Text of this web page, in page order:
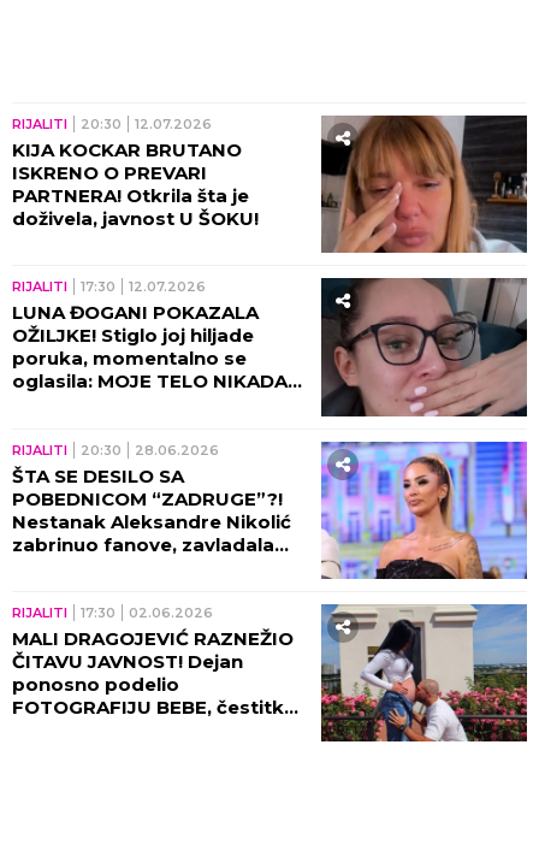
RIJALITI 20:30 12.07.2026
KIJA KOCKAR BRUTANO
ISKRENO O PREVARI
PARTNERA! Otkrila šta je
doživela, javnost U ŠOKU!
RIJALITI 17:30 12.07.2026
LUNA ĐOGANI POKAZALA
OŽILJKE! Stiglo joj hiljade
poruka, momentalno se
oglasila: MOJE TELO NIKADA
RIJALITI 20:30 28.06.2026
ŠTA SE DESILO SA
POBEDNICOM “ZADRUGE”?!
Nestanak Aleksandre Nikolić
zabrinuo fanove, zavladala
RIJALITI 17:30 02.06.2026
MALI DRAGOJEVIĆ RAZNEŽIO
ČITAVU JAVNOST! Dejan
ponosno podelio
FOTOGRAFIJU BEBE, čestitke